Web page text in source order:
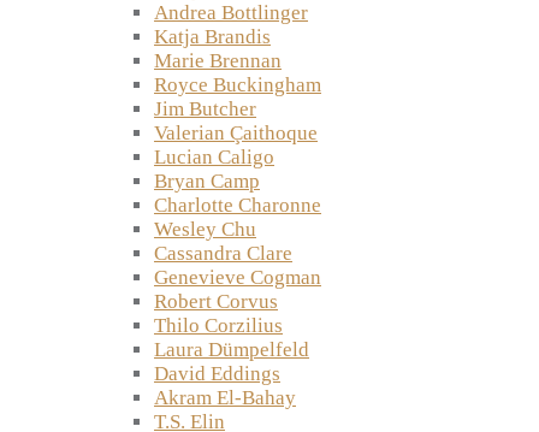
Andrea Bottlinger
Katja Brandis
Marie Brennan
Royce Buckingham
Jim Butcher
Valerian Çaithoque
Lucian Caligo
Bryan Camp
Charlotte Charonne
Wesley Chu
Cassandra Clare
Genevieve Cogman
Robert Corvus
Thilo Corzilius
Laura Dümpelfeld
David Eddings
Akram El-Bahay
T.S. Elin